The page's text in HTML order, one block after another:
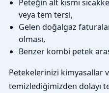
Peteğin alt kısmı
veya tem tersi,
Gelen doğalgaz
olması,
Benzer kombi petek
Petekelerinizi kimyasallar
temizlediğimizden dolayı